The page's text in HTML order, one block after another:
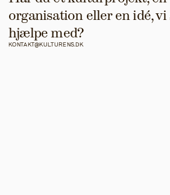
organisation eller en idé, vi
hjælpe med?
KONTAKT@KULTURENS.DK